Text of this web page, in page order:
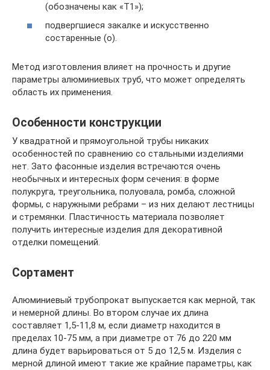
(обозначены как «Т1»);
подвергшиеся закалке и искусственно
состаренные (о).
Метод изготовления влияет на прочность и другие
параметры алюминиевых труб, что может определять
область их применения.
Особенности конструкции
У квадратной и прямоугольной трубы никаких
особенностей по сравнению со стальными изделиями
нет. Зато фасонные изделия встречаются очень
необычных и интересных форм сечения: в форме
полукруга, треугольника, полуовала, ромба, сложной
формы, с наружными ребрами – из них делают лестницы
и стремянки. Пластичность материала позволяет
получить интересные изделия для декоративной
отделки помещений.
Сортамент
Алюминиевый трубопрокат выпускается как мерной, так
и немерной длины. Во втором случае их длина
составляет 1,5-11,8 м, если диаметр находится в
пределах 10-75 мм, а при диаметре от 76 до 220 мм
длина будет варьироваться от 5 до 12,5 м. Изделия с
мерной длиной имеют такие же крайние параметры, как